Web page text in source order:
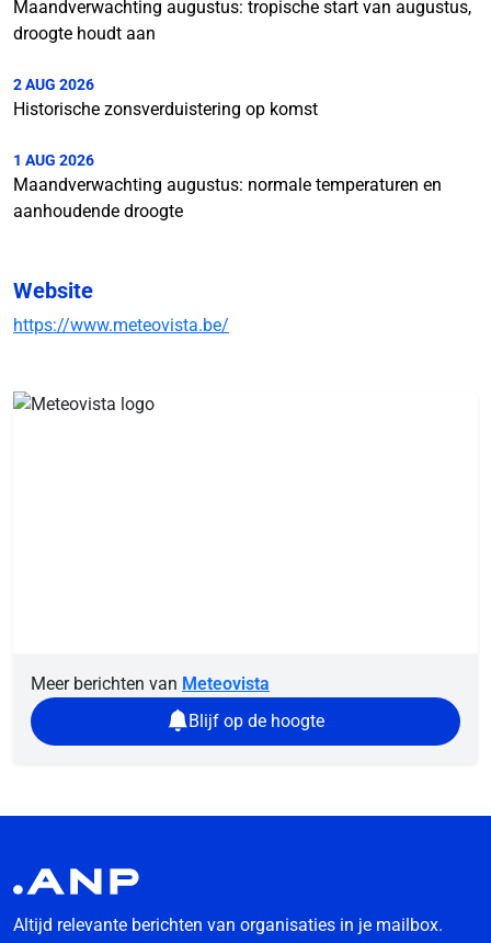
Maandverwachting augustus: tropische start van augustus,
droogte houdt aan
2 AUG 2026
Historische zonsverduistering op komst
1 AUG 2026
Maandverwachting augustus: normale temperaturen en
aanhoudende droogte
Website
https://www.meteovista.be/
Meer berichten van Meteovista
Blijf op de hoogte
Altijd relevante berichten van organisaties in je mailbox.